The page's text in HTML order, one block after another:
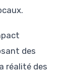
des
réalité des